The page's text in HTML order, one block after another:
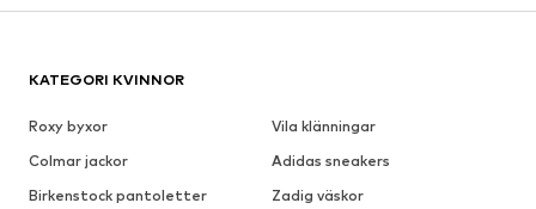
KATEGORI KVINNOR
Roxy byxor
Vila klänningar
Colmar jackor
Adidas sneakers
Birkenstock pantoletter
Zadig väskor